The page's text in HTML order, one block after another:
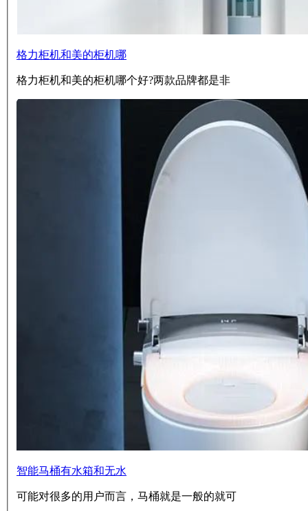
格力柜机和美的柜机哪
格力柜机和美的柜机哪个好?两款品牌都是非
智能马桶有水箱和无水
可能对很多的用户而言，马桶就是一般的就可